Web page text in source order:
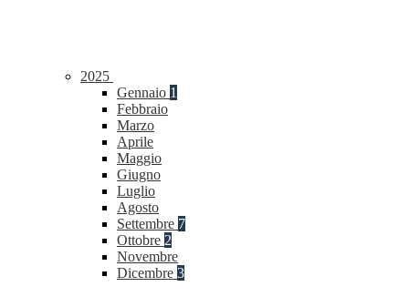
2025
Gennaio 1
Febbraio
Marzo
Aprile
Maggio
Giugno
Luglio
Agosto
Settembre 7
Ottobre 2
Novembre
Dicembre 3